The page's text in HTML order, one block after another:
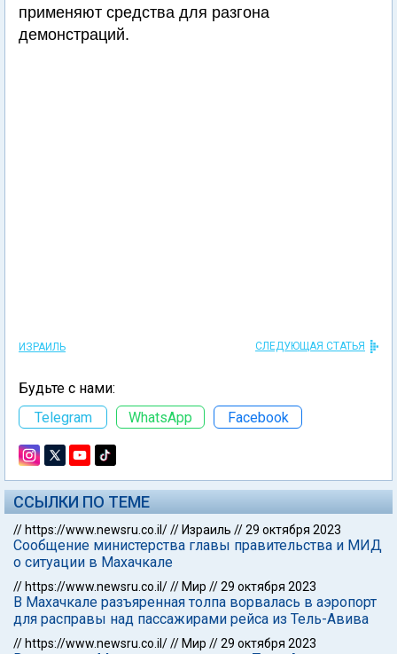
применяют средства для разгона
демонстраций.
ИЗРАИЛЬ СЛЕДУЮЩАЯ СТАТЬЯ
Будьте с нами:
Telegram
WhatsApp Facebook
ССЫЛКИ ПО ТЕМЕ
// https://www.newsru.co.il/// Израиль //29 октября 2023
Сообщение министерства главы правительства и МИД
о ситуации в Махачкале
// https://www.newsru.co.il/// Мир //29 октября 2023
В Махачкале разъяренная толпа ворвалась в аэропорт
для расправы над пассажирами рейса из Тель-Авива
// https://www.newsru.co.il/// Мир //29 октября 2023